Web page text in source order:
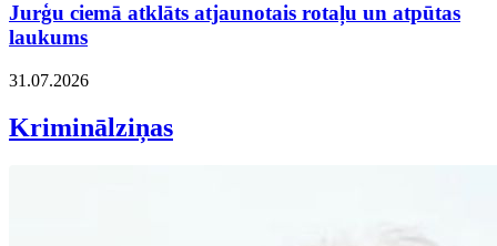
Jurģu ciemā atklāts atjaunotais rotaļu un atpūtas
laukums
31.07.2026
Kriminālziņas